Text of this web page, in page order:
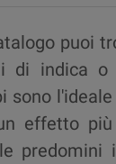
puoi
di indica o
sono
effetto
predomini